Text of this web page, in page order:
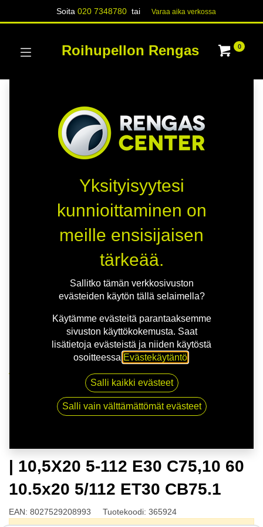
Soita020 7348780 tai Varaa aika verk​​​​ossa
Roihupellon Rengas 0
OZ ESTREMA GT HLT SAT.BLK | 10,5X20 5-112 E30
C75,10 60 10.5x20 5/112 ET30 CB75.1
| 10,5X20 5-112 E30 C75,10 60
10.5x20 5/112 ET30 CB75.1
EAN: 8027529208993 Tuotekoodi: 365924
Yksityisyytesi
kunnioittaminen on
meille ensisijaisen
tärkeää.
Sallitko tämän verkkosivuston
evästeiden käytön tällä selaimella?
Käytämme evästeitä parantaaksemme
sivuston käyttökokemusta. Saat
lisätietoja evästeistä ja niiden käytöstä
osoitteessa Evästekäytäntö
Salli kaikki evästeet
Salli vain välttämättömät evästeet